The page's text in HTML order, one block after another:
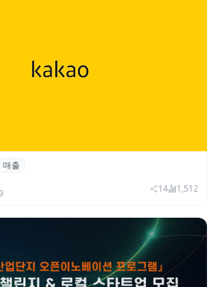
2분기 매출 2조985억·영업
대 분기 최대
매출
14 1,512